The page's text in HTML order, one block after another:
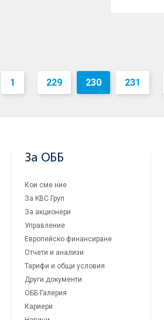
1 ... 229 230 231 ...
За ОББ
Кои сме ние
За KBC Груп
За акционери
Управление
Европейско финансиране
Отчети и анализи
Тарифи и общи условия
Други документи
ОББ Галерия
Кариери